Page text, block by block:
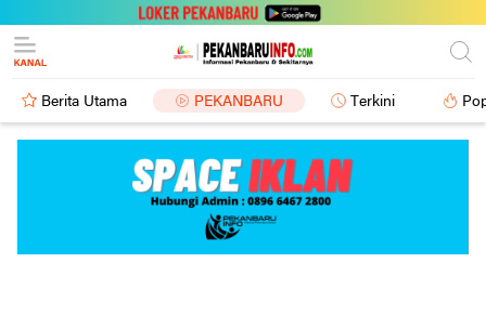
Berita Utama PEKANBARU Terkini